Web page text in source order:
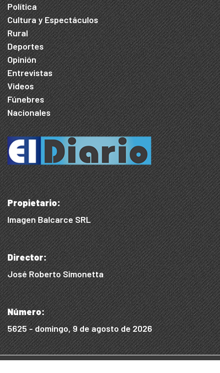
Política
Cultura y Espectáculos
Rural
Deportes
Opinión
Entrevistas
Videos
Fúnebres
Nacionales
Propietario:
Imagen Balcarce SRL
Director:
José Roberto Simonetta
Número:
5625 - domingo, 9 de agosto de 2026